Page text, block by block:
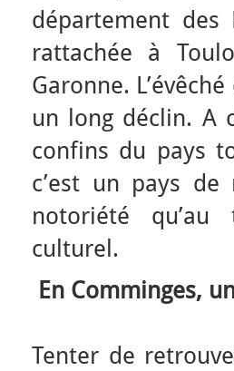
département des
rattachée à
Garonne.
un long déclin. A
confins du pays
c’est un pays
notoriété
culturel.
 En Comminges,
Tenter de